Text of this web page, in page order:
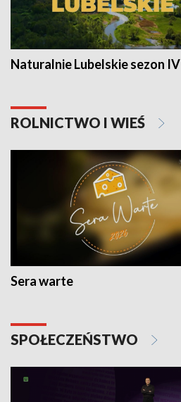
Naturalnie Lubelskie sezon IV
ROLNICTWO I WIEŚ
Sera warte
SPOŁECZEŃSTWO